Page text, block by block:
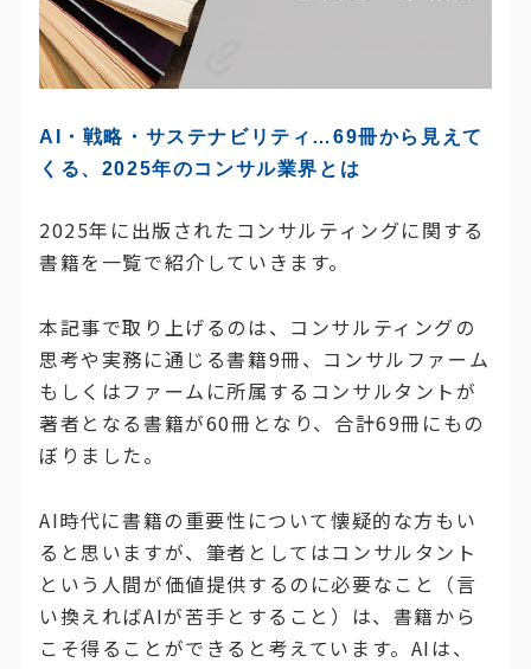
AI・戦略・サステナビリティ…69冊から見えて
くる、2025年のコンサル業界とは
2025年に出版されたコンサルティングに関する
書籍を一覧で紹介していきます。
本記事で取り上げるのは、コンサルティングの
思考や実務に通じる書籍9冊、コンサルファーム
もしくはファームに所属するコンサルタントが
著者となる書籍が60冊となり、合計69冊にもの
ぼりました。
AI時代に書籍の重要性について懐疑的な方もい
ると思いますが、筆者としてはコンサルタント
という人間が価値提供するのに必要なこと（言
い換えればAIが苦手とすること）は、書籍から
こそ得ることができると考えています。AIは、